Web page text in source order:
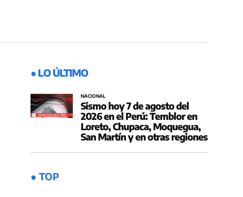
● LO ÚLTIMO
NACIONAL
Sismo hoy 7 de agosto del
2026 en el Perú: Temblor en
Loreto, Chupaca, Moquegua,
San Martín y en otras regiones
● TOP